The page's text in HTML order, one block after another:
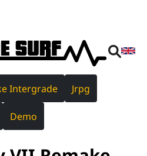
Intergrade Jrpg
Demo